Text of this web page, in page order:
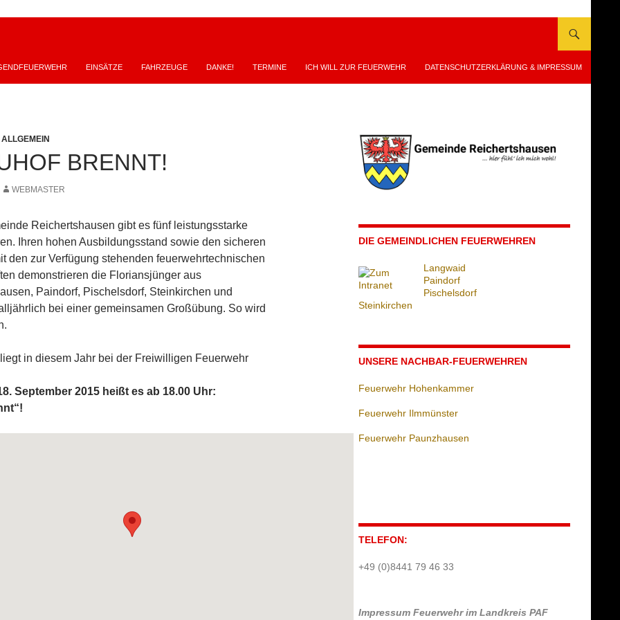
EINSÄTZE FAHRZEUGE DANKE! TERMINE ICH WILL ZUR FEUERWEHR DATENSCHUTZERKLÄRUNG & IMPRESSUM
ALLGEMEIN
BRENNT!
WEBMASTER
Reichertshausen gibt es fünf leistungsstarke
Ihren hohen Ausbildungsstand sowie den sicheren
den zur Verfügung stehenden feuerwehrtechnischen
demonstrieren die Floriansjünger aus
Paindorf, Pischelsdorf, Steinkirchen und
bei einer gemeinsamen Großübung. So wird
in diesem Jahr bei der Freiwilligen Feuerwehr
September 2015 heißt es ab 18.00 Uhr:
DIE GEMEINDLICHEN FEUERWEHREN
Langwaid
Paindorf
Pischelsdorf
Steinkirchen
UNSERE NACHBAR-FEUERWEHREN
Feuerwehr Hohenkammer
Feuerwehr Ilmmünster
Feuerwehr Paunzhausen
TELEFON:
+49 (0)8441 79 46 33
Impressum Feuerwehr im Landkreis PAF